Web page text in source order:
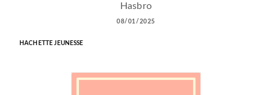
Hasbro
08/01/2025
HACHETTE JEUNESSE